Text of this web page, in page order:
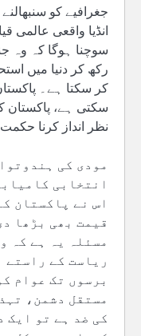
جغرافیے کو
انڈیا واقعی عالمی
سوچنا ہوگا کہ وہ
رکھ کر دنیا میں
کر سکتا ہے۔
سکتی ہے، پاکستان
نظر انداز کرنا
مودی کی
انتخابی
اس نے پاکستان
قیمت بھی بڑھا
مسئلہ یہ ہے کہ
ریاست کے راستے
برسوں تک عوام
مستقل دشمن،
کی ضد ہے تو ایک